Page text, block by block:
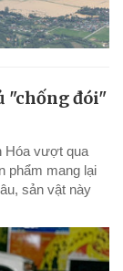
"chống đói"
Hóa vượt qua
phẩm mang lại
sản vật này